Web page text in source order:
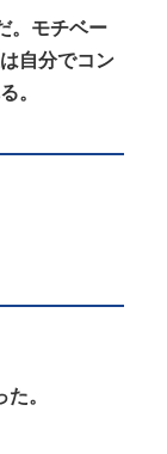
。モチベー
自分でコン
。
。